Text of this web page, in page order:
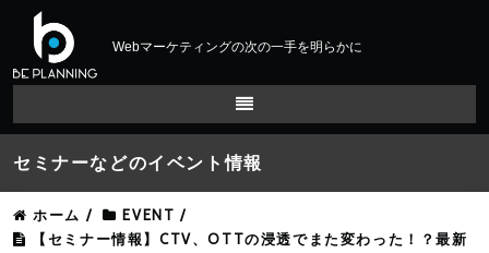
Webマーケティングの次の一手を明らかに
セミナーなどのイベント情報
ホーム / EVENT /
【セミナー情報】CTV、OTTの浸透でまた変わった！？最新